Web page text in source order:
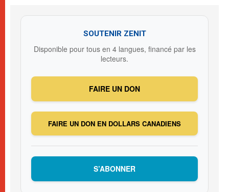
SOUTENIR ZENIT
Disponible pour tous en 4 langues, financé par les
lecteurs.
FAIRE UN DON
FAIRE UN DON EN DOLLARS CANADIENS
S’ABONNER